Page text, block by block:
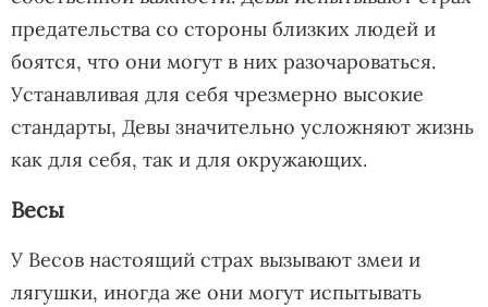
предательства со стороны близких людей и
боятся, что они могут в них разочароваться.
Устанавливая для себя чрезмерно высокие
стандарты, Девы значительно усложняют жизнь
как для себя, так и для окружающих.
Весы
У Весов настоящий страх вызывают змеи и
лягушки, иногда же они могут испытывать